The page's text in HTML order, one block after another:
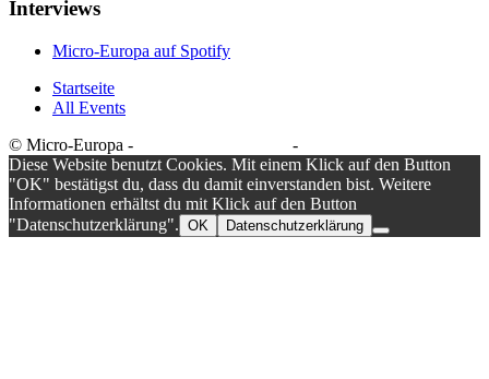
Interviews
Micro-Europa auf Spotify
Startseite
All Events
© Micro-Europa -
-
Diese Website benutzt Cookies. Mit einem Klick auf den Button
"OK" bestätigst du, dass du damit einverstanden bist. Weitere
Informationen erhältst du mit Klick auf den Button
"Datenschutzerklärung". OK Datenschutzerklärung